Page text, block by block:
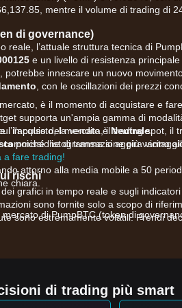
mentre il volume di trading di
di governance)
reale, l’attuale struttura tecnica di
e un livello di resistenza principale
potrebbe innescare un nuovo
, con le oscillazioni dei prezzi
l’impulso del mercato èNeutrale.
poiché l’istogramma si aggira vicino
attorno alla media mobile a 50
chiara.
di PumpBTC (token di
In quanto token di governance, la
Le fluttuazioni dei rendimenti
è il momento di acquistare e
supporta un'ampia gamma di
l'acquisto, la vendita, il trading spot, il
di transazione più
a fare trading!
rischi
grafici in tempo reale e sugli
sono fornite solo a scopo di
sono estremamente volatili. Prendi
di trading più smart